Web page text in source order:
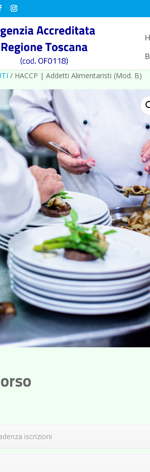
/ HACCP | Addetti Alimentaristi (Mod. B)
iscrizioni